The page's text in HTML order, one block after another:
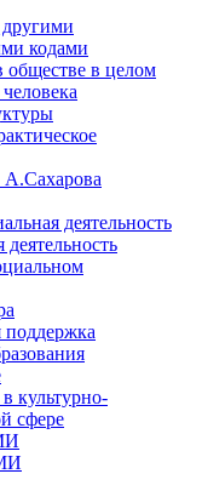
кодами
обществе в целом
деятельность
поддержка
культурно-
сфере